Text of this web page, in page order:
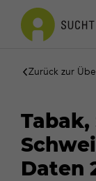
Zurück zur
Daten